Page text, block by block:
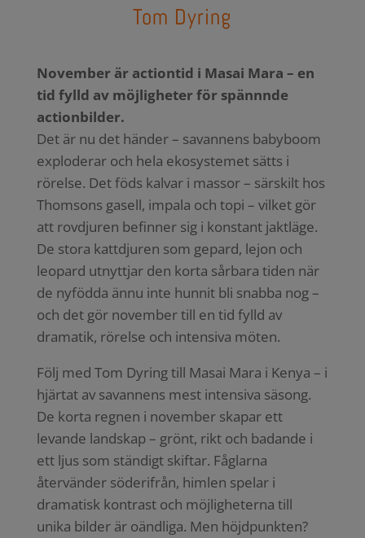
Tom Dyring
November är actiontid i Masai Mara – en
tid fylld av möjligheter för spännnde
actionbilder.
Det är nu det händer – savannens babyboom
exploderar och hela ekosystemet sätts i
rörelse. Det föds kalvar i massor – särskilt hos
Thomsons gasell, impala och topi – vilket gör
att rovdjuren befinner sig i konstant jaktläge.
De stora kattdjuren som gepard, lejon och
leopard utnyttjar den korta sårbara tiden när
de nyfödda ännu inte hunnit bli snabba nog –
och det gör november till en tid fylld av
dramatik, rörelse och intensiva möten.
Följ med Tom Dyring till Masai Mara i Kenya – i
hjärtat av savannens mest intensiva säsong.
De korta regnen i november skapar ett
levande landskap – grönt, rikt och badande i
ett ljus som ständigt skiftar. Fåglarna
återvänder söderifrån, himlen spelar i
dramatisk kontrast och möjligheterna till
unika bilder är oändliga. Men höjdpunkten?